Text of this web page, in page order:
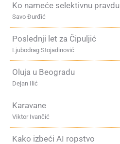
Ko nameće selektivnu pravdu
Savo Đurđić
Poslednji let za Čipuljić
Ljubodrag Stojadinović
Oluja u Beogradu
Dejan Ilić
Karavane
Viktor Ivančić
Kako izbeći AI ropstvo